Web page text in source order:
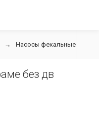
Насосы фекальные
без дв